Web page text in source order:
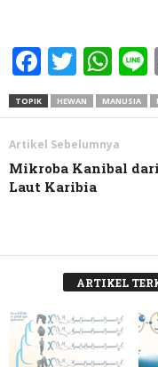
TOPIK HEWAN MANUSIA
Artikel Sebelumnya
Mikroba Kanibal dari
Laut Karibia
ARTIKEL